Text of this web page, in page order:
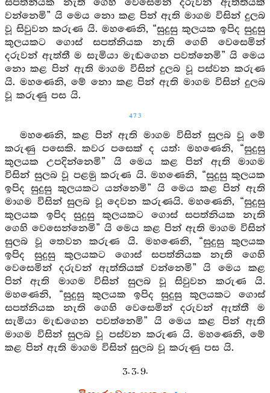
සපත්නියක නැති ගෙහි වෙසෙමින් දරුවන් ඇත්තියක්
වන්නෙමි” යි මෙය නො කළ පින් ඇති මාගම විසින් දුලබ
වූ සිවුවන කරුණ යි. මහණෙනි, “සුදුසු කුලයක ඉපිද සුදුසු
කුලයකට ගොස් සපත්නියක නැති ගෙහි වෙසෙමින්
දරුවන් ඇත්තී ම සැමියා මැඬගෙන පවත්නෙමි” යි මෙය
නො කළ පින් ඇති මාගම විසින් දුලබ වූ පස්වන කරුණ
යි. මහණෙනි, මේ නො කළ පින් ඇති මාගම විසින් දුලබ
වූ කරුණු පස යි.
473
මහණෙනි, කළ පින් ඇති මාගම විසින් සුලබ වූ මේ
කරුණු පසෙකි. කවර පසෙක් ද යත්: මහණෙනි, “සුදුසු
කුලයක උපදින්නෙමි” යි මෙය කළ පින් ඇති මාගම
විසින් සුලබ වූ පළමු කරුණ යි. මහණෙනි, “සුදුසු කුලයක
ඉපිද සුදුසු කුලයකට යන්නෙමි” යි මෙය කළ පින් ඇති
මාගම විසින් සුලබ වූ දෙවන කරුණයි. මහණෙනි, “සුදුසු
කුලයක ඉපිද සුදුසු කුලයකට ගොස් සපත්නියක නැති
ගෙහි වෙසෙන්නෙමි” යි මෙය කළ පින් ඇති මාගම විසින්
සුලබ වූ තෙවන කරුණ යි. මහණෙනි, “සුදුසු කුලයක
ඉපිද සුදුසු කුලයකට ගොස් සපත්නියක නැති ගෙහි
වෙසෙමින් දරුවන් ඇත්තියක් වන්නෙමි” යි මෙය කළ
පින් ඇති මාගම විසින් සුලබ වූ සිවුවන කරුණ යි.
මහණෙනි, “සුදුසු කුලයක ඉපිද සුදුසු කුලයකට ගොස්
සපත්නියක නැති ගෙහි වෙසෙමින් දරුවන් ඇත්තී ම
සැමියා මැඬගෙන පවත්නෙමි” යි මෙය කළ පින් ඇති
මාගම විසින් සුලබ වූ පස්වන කරුණ යි. මහණෙනි, මේ
කළ පින් ඇති මාගම විසින් සුලබ වූ කරුණු පස යි.
3. 3. 9.